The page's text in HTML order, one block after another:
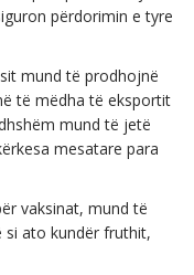
përdorimin e tyre
mund të prodhojnë
të mëdha të eksportit
mund të jetë
mesatare para
vaksinat, mund të
si ato kundër fruthit,